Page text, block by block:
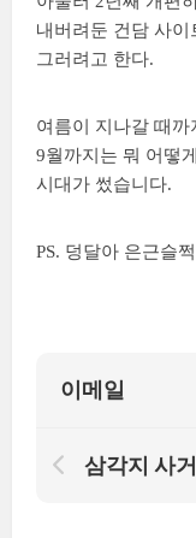
내버려둔 건담 사
그러려고 한다.
여름이 지나갈 때
9월까지는 뭐 어떻
시대가 썼습니다.
PS. 덩달아 은근슬
이메일
삼각지 사